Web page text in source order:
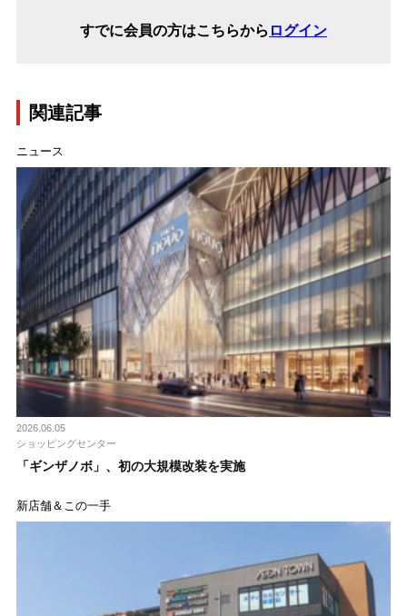
すでに会員の方はこちらから ログイン
関連記事
ニュース
2026.06.05
ショッピングセンター
「ギンザノボ」、初の⼤規模改装を実施
新店舗＆この一手